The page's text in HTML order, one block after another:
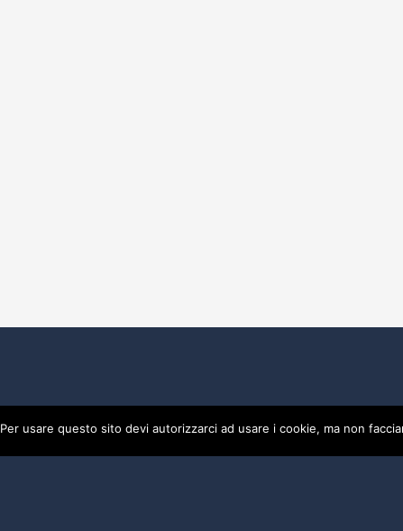
Per usare questo sito devi autorizzarci ad usare i cookie, ma non